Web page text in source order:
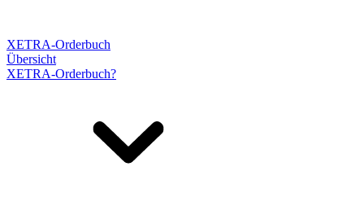
XETRA-Orderbuch
Übersicht
XETRA-Orderbuch?